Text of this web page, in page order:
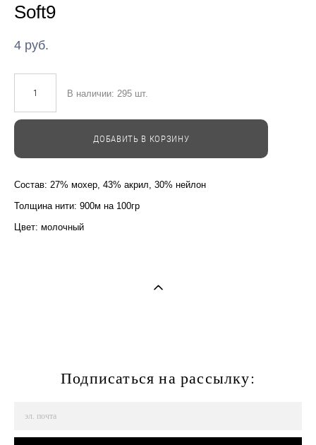
Soft9
4 pуб.
В наличии: 295 шт.
ДОБАВИТЬ В КОРЗИНУ
Состав: 27% мохер, 43% акрил, 30% нейлон
Толщина нити: 900м на 100гр
Цвет: молочный
Подписаться на рассылку: